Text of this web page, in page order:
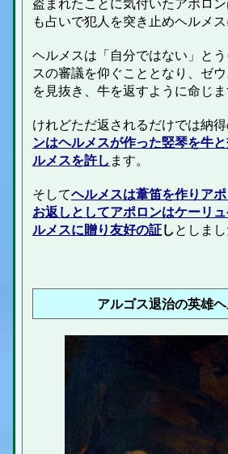
も占いで犯人を突き止めヘルメス
ヘルメスは「自分ではない」と
スの審議を仰ぐこととなり、ゼ
を見抜き、牛を返すように命じま
けれどただ返されるだけでは納
ンはヘルメスが作った竪琴を牛
ルメスを許し ます。
そしてヘルメスは葦笛を作りア
お返しとしてアポロンはケーリ
ルメスに贈り友好の証し としまし
アルゴス退治の英雄